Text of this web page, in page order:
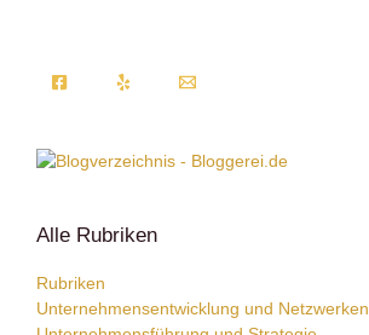
Alle Rubriken
Rubriken
Unternehmensentwicklung und Netzwerken